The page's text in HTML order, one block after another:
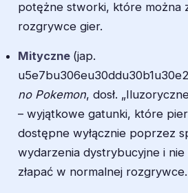
potężne stworki, które można
rozgrywce gier.
Mityczne (jap.
no Pokemon, dosł.
– wyjątkowe gatunki, które
dostępne wyłącznie poprzez
wydarzenia dystrybucyjne i nie
złapać w normalnej rozgrywce.